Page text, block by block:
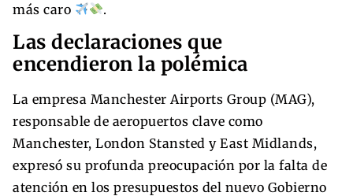
más caro
.
Las declaraciones que
encendieron la polémica
La empresa Manchester Airports Group (MAG),
responsable de aeropuertos clave como
Manchester, London Stansted y East Midlands,
expresó su profunda preocupación por la falta de
atención en los presupuestos del nuevo Gobierno